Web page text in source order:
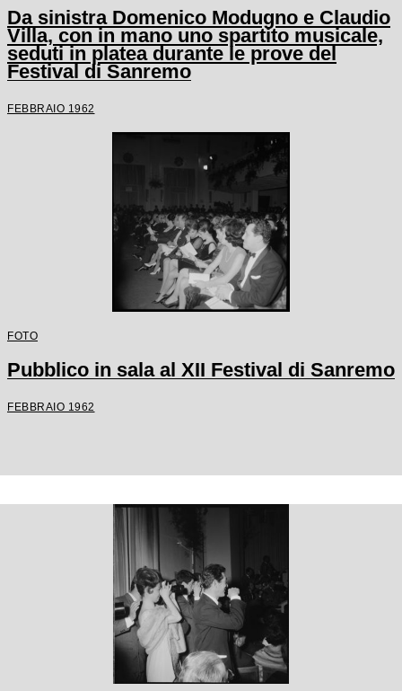
Da sinistra Domenico Modugno e Claudio
Villa, con in mano uno spartito musicale,
seduti in platea durante le prove del
Festival di Sanremo
FEBBRAIO 1962
FOTO
Pubblico in sala al XII Festival di Sanremo
FEBBRAIO 1962